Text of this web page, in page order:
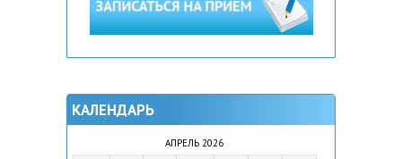
КАЛЕНДАРЬ
АПРЕЛЬ 2026